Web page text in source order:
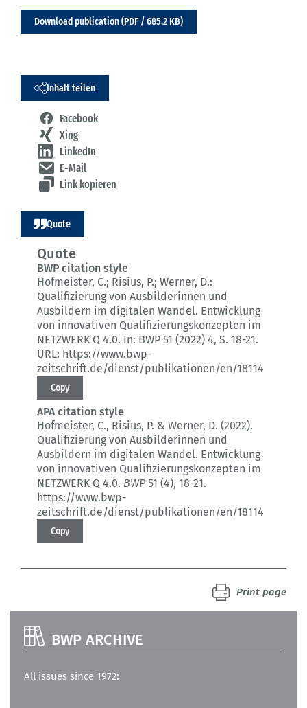
Download publication (PDF / 685.2 KB)
Inhalt teilen
Facebook
Xing
LinkedIn
E-Mail
Link kopieren
Quote
Quote
BWP citation style
Hofmeister, C.; Risius, P.; Werner, D.:
Qualifizierung von Ausbilderinnen und
Ausbildern im digitalen Wandel. Entwicklung
von innovativen Qualifizierungskonzepten im
NETZWERK Q 4.0. In: BWP 51 (2022) 4, S. 18-21.
URL: https://www.bwp-
zeitschrift.de/dienst/publikationen/en/18114
Copy
APA citation style
Hofmeister, C., Risius, P. & Werner, D. (2022).
Qualifizierung von Ausbilderinnen und
Ausbildern im digitalen Wandel. Entwicklung
von innovativen Qualifizierungskonzepten im
NETZWERK Q 4.0. BWP51 (4), 18-21.
https://www.bwp-
zeitschrift.de/dienst/publikationen/en/18114
Copy
Print page
BWP ARCHIVE
All issues since 1972: